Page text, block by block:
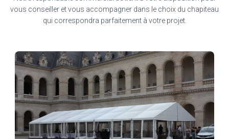
vous conseiller et vous accompagner dans le choix du chapiteau
qui correspondra parfaitement à votre projet.